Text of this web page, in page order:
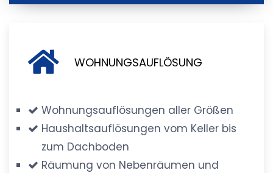
WOHNUNGSAUFLÖSUNG
Wohnungsauflösungen aller Größen
Haushaltsauflösungen vom Keller bis
zum Dachboden
Räumung von Nebenräumen und